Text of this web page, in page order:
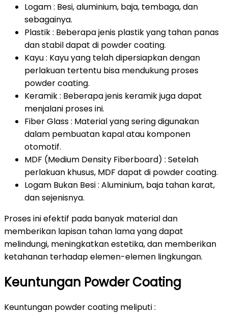
Logam : Besi, aluminium, baja, tembaga, dan
sebagainya.
Plastik : Beberapa jenis plastik yang tahan panas
dan stabil dapat di powder coating.
Kayu : Kayu yang telah dipersiapkan dengan
perlakuan tertentu bisa mendukung proses
powder coating.
Keramik : Beberapa jenis keramik juga dapat
menjalani proses ini.
Fiber Glass : Material yang sering digunakan
dalam pembuatan kapal atau komponen
otomotif.
MDF (Medium Density Fiberboard) : Setelah
perlakuan khusus, MDF dapat di powder coating.
Logam Bukan Besi : Aluminium, baja tahan karat,
dan sejenisnya.
Proses ini efektif pada banyak material dan
memberikan lapisan tahan lama yang dapat
melindungi, meningkatkan estetika, dan memberikan
ketahanan terhadap elemen-elemen lingkungan.
Keuntungan Powder Coating
Keuntungan powder coating meliputi :